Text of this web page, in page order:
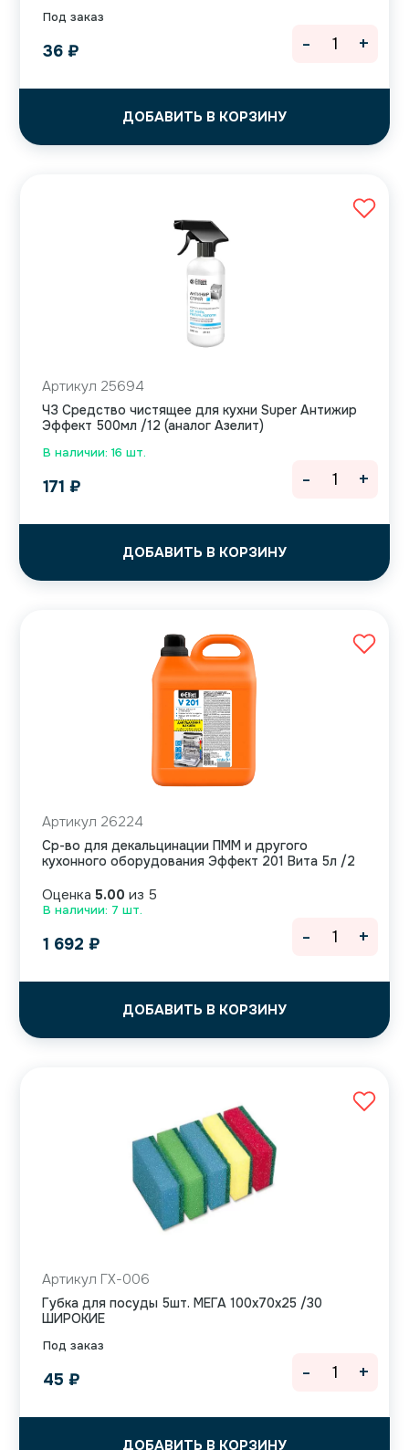
Под заказ
36 ₽
ДОБАВИТЬ В КОРЗИНУ
- +
В наличии: 16 шт.
Артикул 25694
ЧЗ Средство чистящее для кухни Super Антижир
Эффект 500мл /12 (аналог Азелит)
171 ₽
ДОБАВИТЬ В КОРЗИНУ
- +
В наличии: 7 шт.
Артикул 26224
Ср-во для декальцинации ПММ и другого
кухонного оборудования Эффект 201 Вита 5л /2
Оценка 5.00 из 5
1 692 ₽
ДОБАВИТЬ В КОРЗИНУ
- +
Под заказ
Артикул ГХ-006
Губка для посуды 5шт. МЕГА 100х70х25 /30
ШИРОКИЕ
45 ₽
ДОБАВИТЬ В КОРЗИНУ
- +